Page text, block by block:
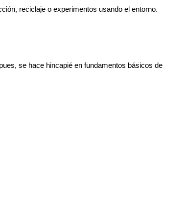
reciclaje o experimentos usando el entorno.
se hace hincapié en fundamentos básicos de